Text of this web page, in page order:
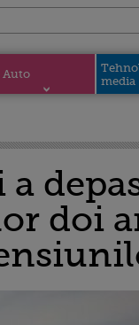
Auto
media
doi